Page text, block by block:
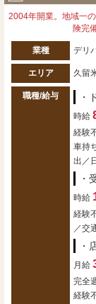
2004年開業。地域一
険完
業種 デリ
エリア 久留
職種/給与 ・
時給
経験
車持
出／
・
時給
経験
／交
・
月給
完全
経験